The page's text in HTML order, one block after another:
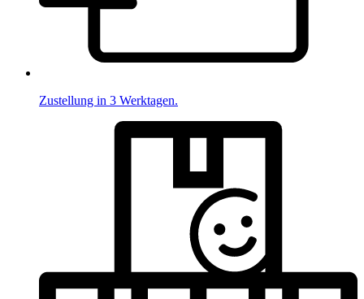
Zustellung in 3 Werktagen.